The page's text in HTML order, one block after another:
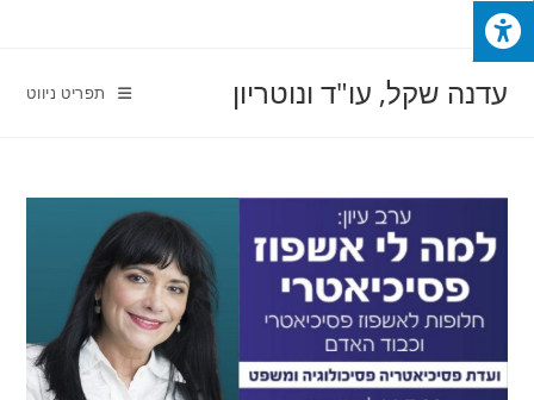
Skip
to
עדנה שקל, עו"ד ונוטריון תפריט ניווט